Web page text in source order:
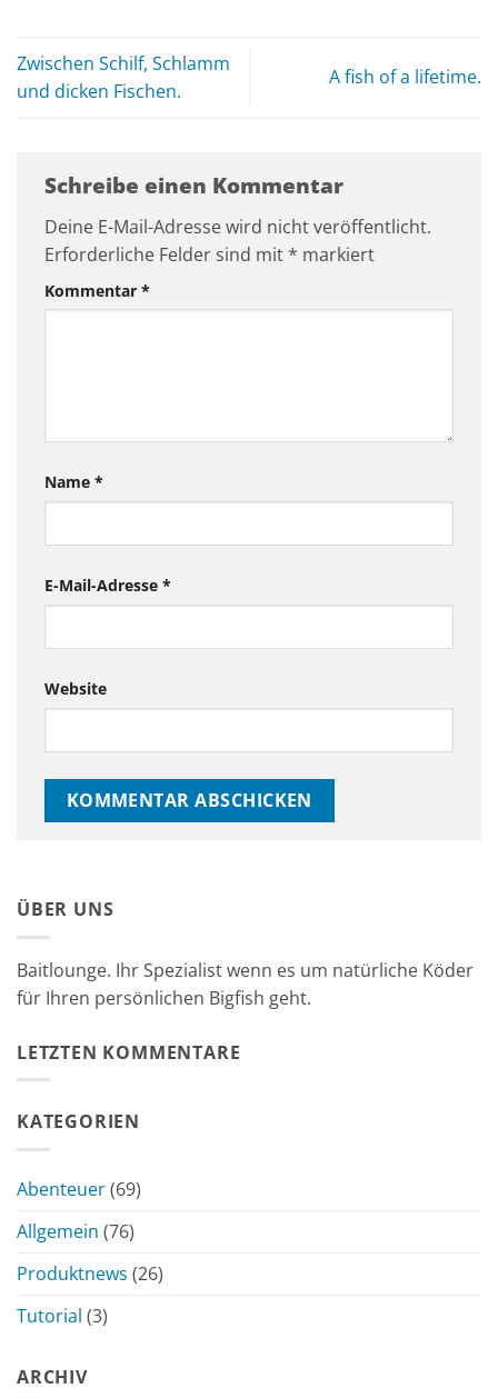
Zwischen Schilf, Schlamm
und dicken Fischen.
A fish of a lifetime.
Schreibe einen Kommentar
Deine E-Mail-Adresse wird nicht veröffentlicht.
Erforderliche Felder sind mit * markiert
Kommentar *
Name *
E-Mail-Adresse *
Website
ÜBER UNS
Baitlounge. Ihr Spezialist wenn es um natürliche Köder
für Ihren persönlichen Bigfish geht.
LETZTEN KOMMENTARE
KATEGORIEN
Abenteuer(69)
Allgemein (76)
Produktnews (26)
Tutorial (3)
ARCHIV